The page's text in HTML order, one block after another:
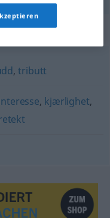
,tributt
, kjærlighet,